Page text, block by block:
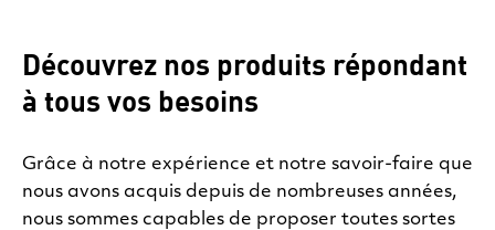
Découvrez nos produits répondant
à tous vos besoins
Grâce à notre expérience et notre savoir-faire que
nous avons acquis depuis de nombreuses années,
nous sommes capables de proposer toutes sortes